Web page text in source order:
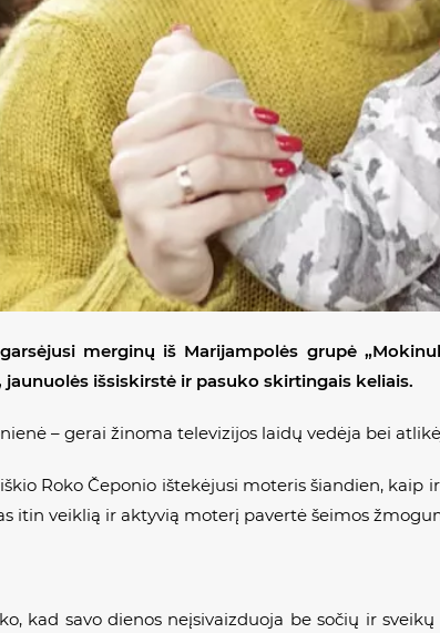
merginų iš Marijampolės grupė
išsiskirstė ir pasuko skirtingais keliais.
– gerai žinoma televizijos laidų vedėja bei
Roko Čeponio ištekėjusi moteris šiandien, kaip
itin veiklią ir aktyvią moterį pavertė šeimos
kad savo dienos neįsivaizduoja be sočių ir